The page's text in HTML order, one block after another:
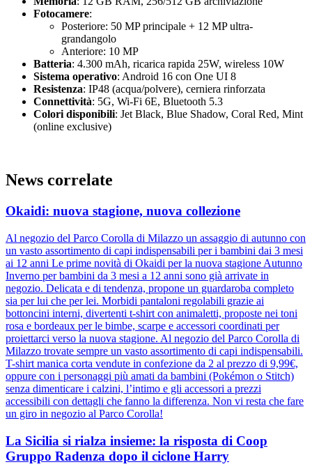
Fotocamere:
Posteriore: 50 MP principale + 12 MP ultra-
grandangolo
Anteriore: 10 MP
Batteria: 4.300 mAh, ricarica rapida 25W, wireless 10W
Sistema operativo: Android 16 con One UI 8
Resistenza: IP48 (acqua/polvere), cerniera rinforzata
Connettività: 5G, Wi-Fi 6E, Bluetooth 5.3
Colori disponibili: Jet Black, Blue Shadow, Coral Red, Mint
(online exclusive)
News correlate
Okaidi: nuova stagione, nuova collezione
Al negozio del Parco Corolla di Milazzo un assaggio di autunno con
un vasto assortimento di capi indispensabili per i bambini dai 3 mesi
ai 12 anni Le prime novità di Okaidi per la nuova stagione Autunno
Inverno per bambini da 3 mesi a 12 anni sono già arrivate in
negozio. Delicata e di tendenza, propone un guardaroba completo
sia per lui che per lei. Morbidi pantaloni regolabili grazie ai
bottoncini interni, divertenti t-shirt con animaletti, proposte nei toni
rosa e bordeaux per le bimbe, scarpe e accessori coordinati per
proiettarci verso la nuova stagione. Al negozio del Parco Corolla di
Milazzo trovate sempre un vasto assortimento di capi indispensabili.
T-shirt manica corta vendute in confezione da 2 al prezzo di 9,99€,
oppure con i personaggi più amati da bambini (Pokémon o Stitch)
senza dimenticare i calzini, l’intimo e gli accessori a prezzi
accessibili con dettagli che fanno la differenza. Non vi resta che fare
un giro in negozio al Parco Corolla!
La Sicilia si rialza insieme: la risposta di Coop
Gruppo Radenza dopo il ciclone Harry